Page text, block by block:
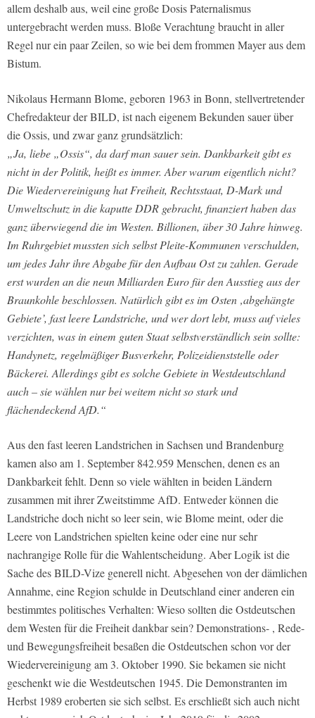
allem deshalb aus, weil eine große Dosis Paternalismus
untergebracht werden muss. Bloße Verachtung braucht in aller
Regel nur ein paar Zeilen, so wie bei dem frommen Mayer aus dem
Bistum.
Nikolaus Hermann Blome, geboren 1963 in Bonn, stellvertretender
Chefredakteur der BILD, ist nach eigenem Bekunden sauer über
die Ossis, und zwar ganz grundsätzlich:
„Ja, liebe „Ossis“, da darf man sauer sein. Dankbarkeit gibt es
nicht in der Politik, heißt es immer. Aber warum eigentlich nicht?
Die Wiedervereinigung hat Freiheit, Rechtsstaat, D-Mark und
Umweltschutz in die kaputte DDR gebracht, finanziert haben das
ganz überwiegend die im Westen. Billionen, über 30 Jahre hinweg.
Im Ruhrgebiet mussten sich selbst Pleite-Kommunen verschulden,
um jedes Jahr ihre Abgabe für den Aufbau Ost zu zahlen. Gerade
erst wurden an die neun Milliarden Euro für den Ausstieg aus der
Braunkohle beschlossen. Natürlich gibt es im Osten ‚abgehängte
Gebiete’, fast leere Landstriche, und wer dort lebt, muss auf vieles
verzichten, was in einem guten Staat selbstverständlich sein sollte:
Handynetz, regelmäßiger Busverkehr, Polizeidienststelle oder
Bäckerei. Allerdings gibt es solche Gebiete in Westdeutschland
auch – sie wählen nur bei weitem nicht so stark und
flächendeckend AfD.“
Aus den fast leeren Landstrichen in Sachsen und Brandenburg
kamen also am 1. September 842.959 Menschen, denen es an
Dankbarkeit fehlt. Denn so viele wählten in beiden Ländern
zusammen mit ihrer Zweitstimme AfD. Entweder können die
Landstriche doch nicht so leer sein, wie Blome meint, oder die
Leere von Landstrichen spielten keine oder eine nur sehr
nachrangige Rolle für die Wahlentscheidung. Aber Logik ist die
Sache des BILD-Vize generell nicht. Abgesehen von der dämlichen
Annahme, eine Region schulde in Deutschland einer anderen ein
bestimmtes politisches Verhalten: Wieso sollten die Ostdeutschen
dem Westen für die Freiheit dankbar sein? Demonstrations- , Rede-
und Bewegungsfreiheit besaßen die Ostdeutschen schon vor der
Wiedervereinigung am 3. Oktober 1990. Sie bekamen sie nicht
geschenkt wie die Westdeutschen 1945. Die Demonstranten im
Herbst 1989 eroberten sie sich selbst. Es erschließt sich auch nicht